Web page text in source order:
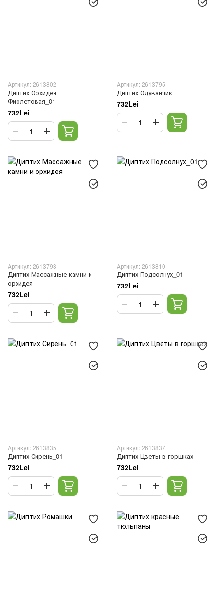
Артикул: 2613802
Диптих Орхидея
Фиолетовая_01
732Lei
Артикул: 2613795
Диптих Одуванчик
732Lei
Артикул: 2613793
Диптих Массажные камни и
орхидея
732Lei
Артикул: 2613810
Диптих Подсолнух_01
732Lei
Артикул: 2613835
Диптих Сирень_01
732Lei
Артикул: 2613837
Диптих Цветы в горшках
732Lei